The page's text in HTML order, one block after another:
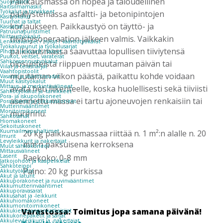
Suojavisiirit
Raitisilmamaskit
Työkalut ja tarvikkeet
Käsityökalut
Tuurnat ja taltat
Käsisahat
Patruunapuristimet
Niittaustyökalut
Lenkkiavaimet / hylsyt / vääntötyökalut
Työkaluvaunut ja työkalusarjat
Pihdit / leikkurit / sakset
Puukot, veitset, varaterät
Sähköasennustyökalut
Viilat ja teräsharjat
Vaahtopistoolit
Vasarat ja vääntöraudat
Muut käsityökalut
Mittaus- ja merkintävälineet
Sähkötyökalut ja -tarvikkeet
Pora- ja iskuporakoneet
Poravasarat ja piikkauskoneet
Mutterinvääntimet
Monitoimikoneet
Sähkösahat
Hiomakoneet
Sekoituskoneet
Kuumailmapuhaltimet
Imurit
Levyleikkurit ja nakertajat
Muut sähkökoneet
Mittausvälineet
Laserit
Jatkojohdot ja kaapelikelat
Sähköteippi
Akkutyökalut
Akut ja laturit
Akkuporakoneet ja ruuvinvääntimet
Akkumutterinvääntimet
Akkuporavasarat
Akkusahat ja -leikkurit
Akkuhiomakoneet
Akkumonitoimikoneet
Akkukierretangonkatkaisijat
Akkukonepaketit ja sarjat
Akkulevyleikkurit ja -nakertajat
päällystemassa asfaltti- ja betonipintojen
korjaukseen. Paikkaustyö on täyttö- ja
tiivistysoperaation jälkeen valmis. Vaikkakin
paikkausmassa saavuttaa lopullisen tiiviytensä
olosuhteista riippuen muutaman päivän tai
muutaman viikon päästä, paikattu kohde voidaan
avata heti liikenteelle, koska huolellisesti sekä tiiviisti
asennettu massa ei tartu ajoneuvojen renkaisiin tai
murennu.
20 kg paikkausmassaa riittää n. 1 m²:n alalle n. 20
mm:n paksuisena kerroksena
Raekoko: 0-8 mm
Paino: 20 kg purkissa
Varastossa: Toimitus jopa samana päivänä!